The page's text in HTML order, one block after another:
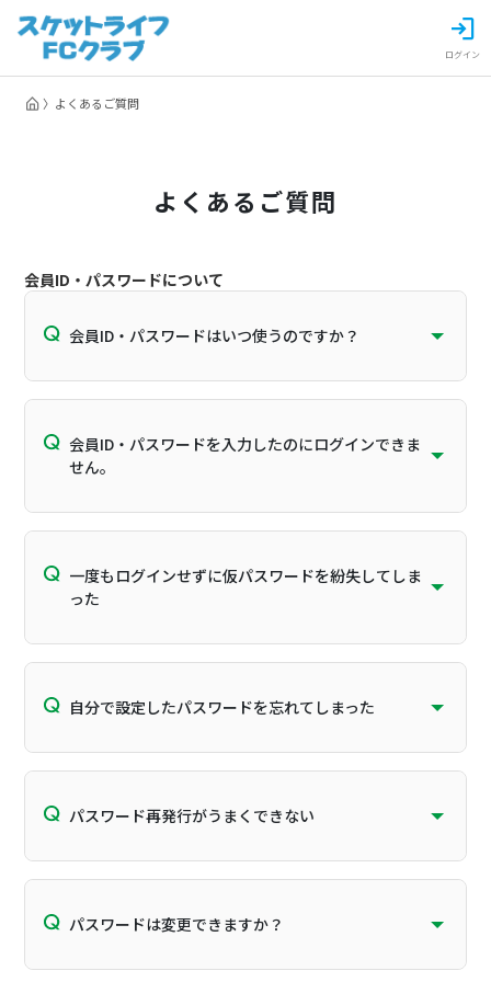
ログイン
よくあるご質問
よくあるご質問
会員ID・パスワードについて
会員ID・パスワードはいつ使うのですか？
会員ID・パスワードを入力したのにログインできま
せん。
一度もログインせずに仮パスワードを紛失してしま
った
自分で設定したパスワードを忘れてしまった
パスワード再発行がうまくできない
パスワードは変更できますか？